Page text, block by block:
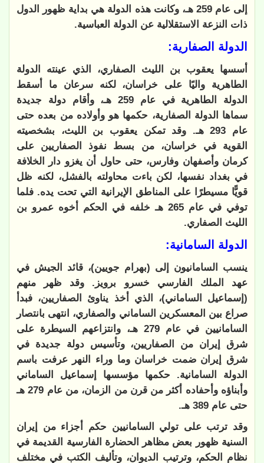
إلى عام 259 هـ، وكانت هذه الدولة هي بداية ظهور الدول
ذات النزعة الاستقلالية عن الدولة العباسية.
الدولة الصفارية:
أسسها يعقوب بن الليث الصفاري، الذي عينته الدولة
الطاهرية واليًا على خراسان، لكنه سرعان ما أسقط
الدولة الطاهرية في عام 259 هـ، وأقام دولة جديدة
سماها الدولة الصفارية، حكمها هو وأولاده من بعده حتى
عام 293 هـ. وقد تمكن يعقوب بن الليث، بشخصيته
القوية في خراسان، من بسط نفوذ الصفاريين على
كرمان وأصفهان وفارس، حتى حاول أن يغزو دار الخلافة
في بغداد نفسها، لكن باءت محاولته بالفشل، لكنه ظل
قويًّا مسيطرًا على المناطق الإيرانية التي تحت يده. فلما
توفي في عام 265 هـ خلفه في الحكم أخوه عمرو بن
الليث الصفاري.
الدولة السامانية:
ينسب السامانيون إلى (بهرام جويين)، قائد الجيش في
عهد الملك الفارسي خسرو برويز. وقد ظهر منهم
(إسماعيل الساماني)، الذي أخذ يناوئ الصفاريين، فبدأ
صراع بين المعسكرين الساماني والصفاري، انتهى بانتصار
السامانيين في عام 279 هـ، وانتزاعهم السيطرة على
شرق إيران من الصفاريين، وتأسيس دولة جديدة في
شرق إيران ضمت خراسان وما وراء النهر عرفت باسم
الدولة السامانية. حكمها مؤسسها إسماعيل الساماني
وأبناؤه وأحفاده أكثر من قرن من الزمان، من عام 279 هـ
حتى عام 389 هـ.
وقد ترتب على تولي السامانيين حكم أجزاء من إيران
السنية ظهور بعض مظاهر الحضارة الفارسية القديمة في
نظام الحكم، وترتيب الديوان، وتأليف الكتب في مختلف